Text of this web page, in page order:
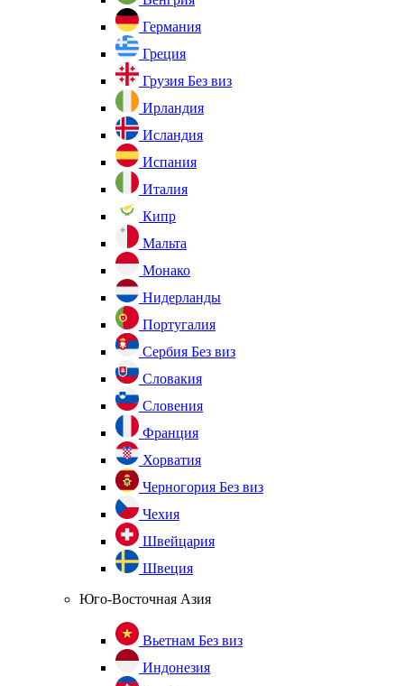
Германия
Греция
Грузия Без виз
Ирландия
Исландия
Испания
Италия
Кипр
Мальта
Монако
Нидерланды
Португалия
Сербия Без виз
Словакия
Словения
Франция
Хорватия
Черногория Без виз
Чехия
Швейцария
Швеция
Юго-Восточная Азия
Вьетнам Без виз
Индонезия